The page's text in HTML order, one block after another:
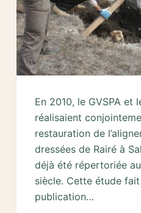
En 2010, le GVSPA et
réalisaient
restauration de
dressées de Rairé à
déjà été répertoriée
siècle. Cette étude fait
publication…